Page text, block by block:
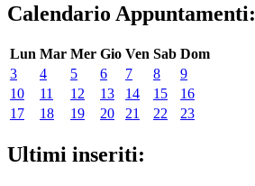
Calendario Appuntamenti:
Lun Mar Mer Gio Ven Sab Dom
3
4 5 6 7 8
9
10
11 12 13 14 15
16
17
18 19 20 21 22 23
Ultimi inseriti: